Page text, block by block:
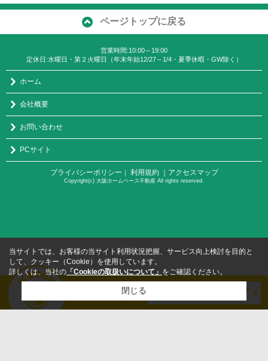
ページトップに戻る
営業時間:10:00～19:00
定休日:水曜日・第２火曜日（年末年始12/27～1/4・夏季休暇・GW除く）
ホーム
会社概要
お問い合わせ
PCサイト
プライバシーポリシー ｜ 利用規約 ｜アクセスマップ
Copyright(c) 大阪ホームベース不動産 All rights reserved.
当サイトでは、お客様の当サイト利用状況把握、サービス向上検討を目的と
して、クッキー（Cookie）を使用しています。
詳しくは、当社の 「Cookieの取扱いについて」 をご確認ください。
閉じる